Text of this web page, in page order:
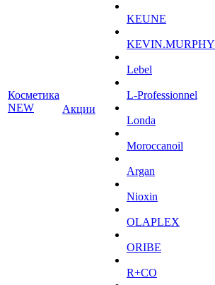
Косметика
NEW
Акции
KEUNE
KEVIN.MURPHY
Lebel
L-Professionnel
Londa
Moroccanoil
Argan
Niохin
OLAPLEX
ORIBE
R+CO